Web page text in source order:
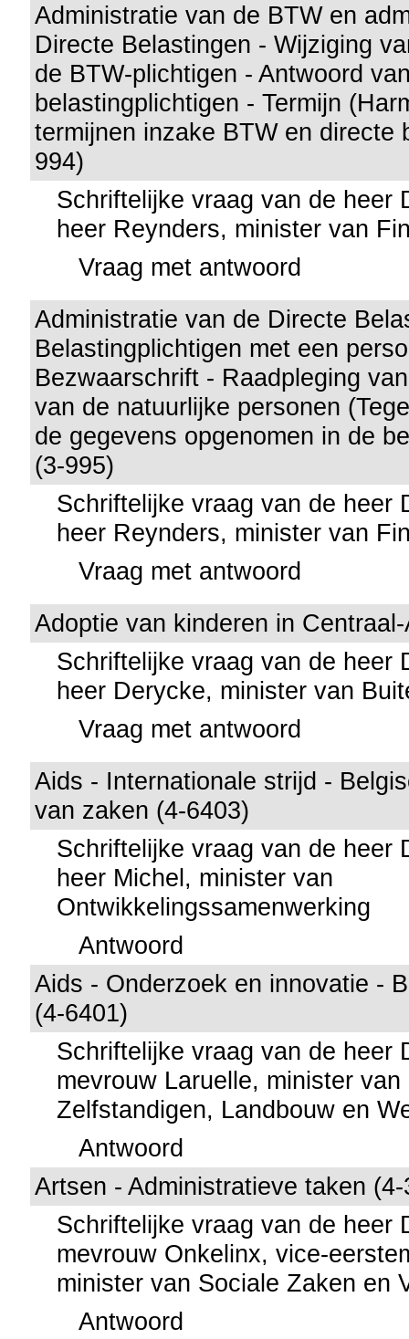
Administratie van de BTW en
Directe Belastingen - Wijziging
de BTW-plichtigen - Antwoord
belastingplichtigen - Termijn
termijnen inzake BTW en directe
994)
Schriftelijke vraag van de heer
heer Reynders, minister van
Vraag met antwoord
Administratie van de Directe
Belastingplichtigen met een
Bezwaarschrift - Raadpleging
van de natuurlijke personen
de gegevens opgenomen in de
(3-995)
Schriftelijke vraag van de heer
heer Reynders, minister van
Vraag met antwoord
Adoptie van kinderen in
Schriftelijke vraag van de heer
heer Derycke, minister van
Vraag met antwoord
Aids - Internationale strijd -
van zaken (4-6403)
Schriftelijke vraag van de heer
heer Michel, minister van
Ontwikkelingssamenwerking
Antwoord
Aids - Onderzoek en innovatie -
(4-6401)
Schriftelijke vraag van de heer
mevrouw Laruelle, minister van
Zelfstandigen, Landbouw en
Antwoord
Artsen - Administratieve taken
Schriftelijke vraag van de heer
mevrouw Onkelinx, vice-
minister van Sociale Zaken en
Antwoord